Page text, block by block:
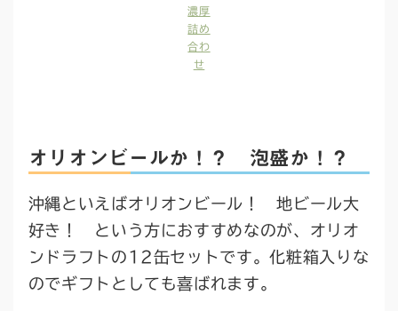
濃厚
詰め
合わ
せ
オリオンビールか！？ 泡盛か！？
沖縄といえばオリオンビール！ 地ビール大
好き！ という方におすすめなのが、オリオ
ンドラフトの12缶セットです。化粧箱入りな
のでギフトとしても喜ばれます。